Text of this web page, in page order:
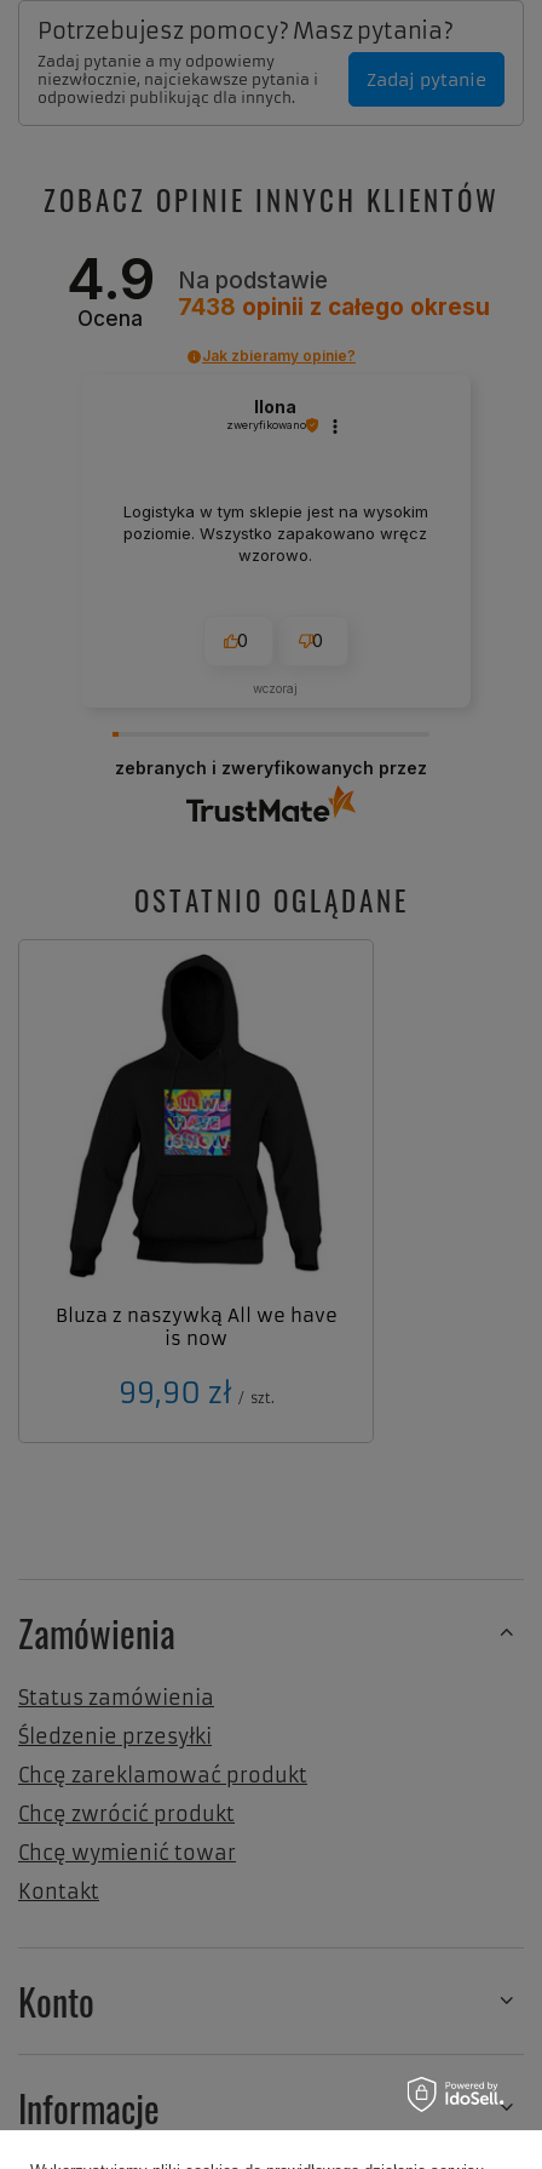
Potrzebujesz pomocy? Masz pytania?
Zadaj pytanie a my odpowiemy
niezwłocznie, najciekawsze pytania i
odpowiedzi publikując dla innych.
Zadaj pytanie
ZOBACZ OPINIE INNYCH KLIENTÓW
4.9
Ocena
Na podstawie
7438 opinii z całego okresu
Jak zbieramy opinie?
Ilona
zweryfikowano
Logistyka w tym sklepie jest na wysokim
poziomie. Wszystko zapakowano wręcz
wzorowo.
0 0
wczoraj
zebranych i zweryfikowanych przez
OSTATNIO OGLĄDANE
Bluza z naszywką All we have
is now
99,90 zł / szt.
Zamówienia
Status zamówienia
Śledzenie przesyłki
Chcę zareklamować produkt
Chcę zwrócić produkt
Chcę wymienić towar
Kontakt
Konto
Informacje